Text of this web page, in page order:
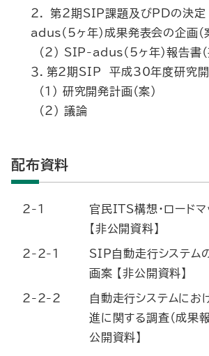
２． 第２期SIP課題及びPDの
adus（5ヶ年）成果発表会の企画（
(２) SIP-adus（5ヶ年）報告書（
３．第2期SIP 平成30年度研究開
(１) 研究開発計画（案）
(２) 議論
配布資料
2-1
官民ITS構想・ロード
【非公開資料】
2-2-1
SIP自動走行システム
画案 【非公開資料】
2-2-2
自動走行システムにお
進に関する調査（成果
公開資料】